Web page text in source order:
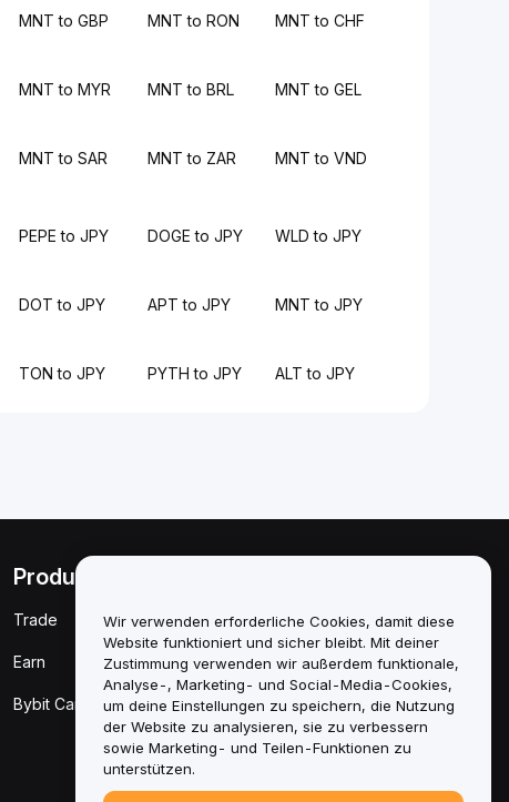
MNT to GBP MNT to RON MNT to CHF
MNT to MYR MNT to BRL MNT to GEL
MNT to SAR MNT to ZAR MNT to VND
PEPE to JPY DOGE to JPY WLD to JPY
DOT to JPY APT to JPY MNT to JPY
TON to JPY PYTH to JPY ALT to JPY
Produkte
Trade
Earn
Bybit Card
Richtlinie zu
Interessenkonflikten
Zusammenfassung
der Verwahrungs-
und
Verwaltungsrichtlinie
Wir verwenden erforderliche Cookies, damit diese
Website funktioniert und sicher bleibt. Mit deiner
Zustimmung verwenden wir außerdem funktionale,
Analyse-, Marketing- und Social-Media-Cookies,
um deine Einstellungen zu speichern, die Nutzung
der Website zu analysieren, sie zu verbessern
sowie Marketing- und Teilen-Funktionen zu
unterstützen.